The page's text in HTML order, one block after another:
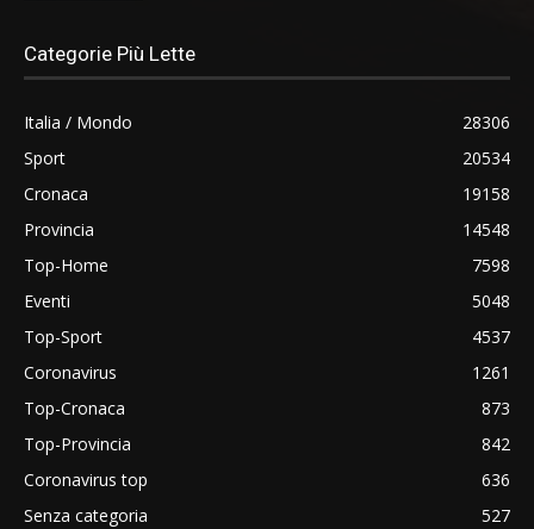
Categorie Più Lette
Italia / Mondo
28306
Sport
20534
Cronaca
19158
Provincia
14548
Top-Home
7598
Eventi
5048
Top-Sport
4537
Coronavirus
1261
Top-Cronaca
873
Top-Provincia
842
Coronavirus top
636
Senza categoria
527